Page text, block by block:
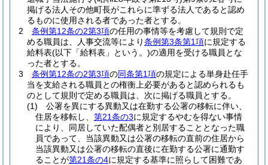
掲げる法人その他町長がこれらに準ずる法人であると認め
るものに使用される者であった者とする。
2
条例第12条の2第3項の任用の事情等を考慮して規則で定
める職員は、人事交流等により条例第3条第1項に規定する
給料表(以下「給料表」という。)の適用を受ける職員とな
った者とする。
3
条例第12条の2第3項の同条第1項の規定による単身赴任手
当を支給される職員との権衡上必要があると認められるも
のとして規則で定める職員は、次に掲げる職員とする。
(1)
公署を異にする異動又は在勤する公署の移転に伴い、
住居を移転し、 第21条の3に規定するやむを得ない事情
により、同居していた配偶者と別居することとなった職
員であって、当該異動又は公署の移転の直前の住居から
当該異動又は公署の移転の直後に在勤する公署に通勤す
ることが第21条の4に規定する基準に照らして困難であ